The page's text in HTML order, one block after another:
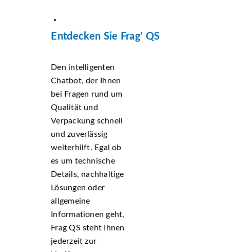
Entdecken Sie Frag' QS
Den intelligenten
Chatbot, der Ihnen
bei Fragen rund um
Qualität und
Verpackung schnell
und zuverlässig
weiterhilft. Egal ob
es um technische
Details, nachhaltige
Lösungen oder
allgemeine
Informationen geht,
Frag QS steht Ihnen
jederzeit zur